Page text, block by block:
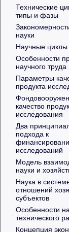
Технические
типы и фазы
науки
Научные
Особенности
научного труда
Параметры
продукта
качество
исследования
Два
подхода к
исследований
Модель
науки и
Наука в
отношений
субъектов
Особенности
технического
Концепция